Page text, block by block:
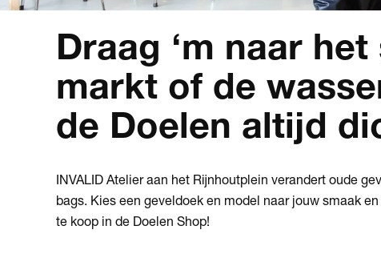
Draag ‘m naar
markt of de
de Doelen altijd
INVALID Atelier aan het Rijnhoutplein verandert oude
bags. Kies een geveldoek en model naar jouw smaak
te koop in de Doelen Shop!